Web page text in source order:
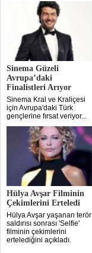
Sinema Güzeli
Avrupa’daki
Finalistleri Arıyor
Sinema Kral ve Kraliçesi
için Avrupa'daki Türk
gençlerine fırsat veriyor...
Hülya Avşar Filminin
Çekimlerini Erteledi
Hülya Avşar yaşanan terör
saldırısı sonrası 'Selfie'
filminin çekimlerini
ertelediğini açıkladı.